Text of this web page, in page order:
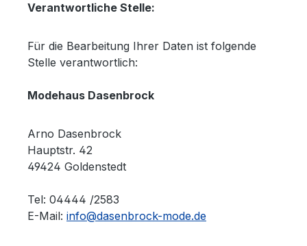
Verantwortliche Stelle:
Für die Bearbeitung Ihrer Daten ist folgende
Stelle verantwortlich:
Modehaus Dasenbrock
Arno Dasenbrock
Hauptstr. 42
49424 Goldenstedt
Tel: 04444 /2583
E-Mail: info@dasenbrock-mode.de